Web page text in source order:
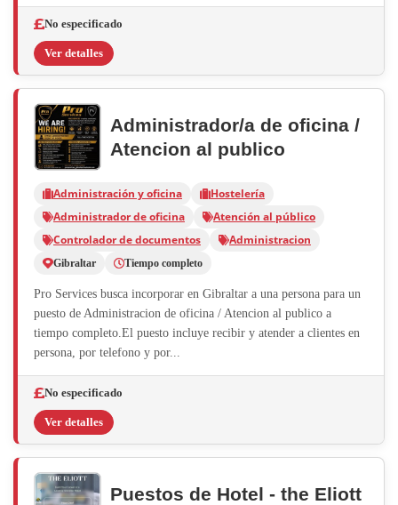
No especificado
Ver detalles
Administrador/a de oficina /
Atencion al publico
Administración y oficina
Hostelería
Administrador de oficina
Atención al público
Controlador de documentos
Administracion
Gibraltar Tiempo completo
Pro Services busca incorporar en Gibraltar a una persona para un
puesto de Administracion de oficina / Atencion al publico a
tiempo completo.El puesto incluye recibir y atender a clientes en
persona, por telefono y por...
No especificado
Ver detalles
Puestos de Hotel - the Eliott